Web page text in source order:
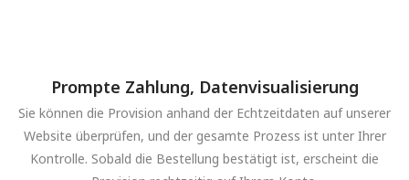
Prompte Zahlung, Datenvisualisierung
Sie können die Provision anhand der Echtzeitdaten auf unserer
Website überprüfen, und der gesamte Prozess ist unter Ihrer
Kontrolle. Sobald die Bestellung bestätigt ist, erscheint die